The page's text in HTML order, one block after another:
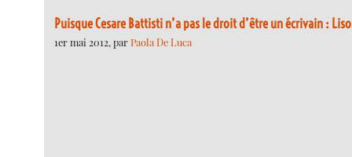
Puisque Cesare Battisti n’a pas le droit d’être un écrivain :
1er mai 2012, parPaola De Luca